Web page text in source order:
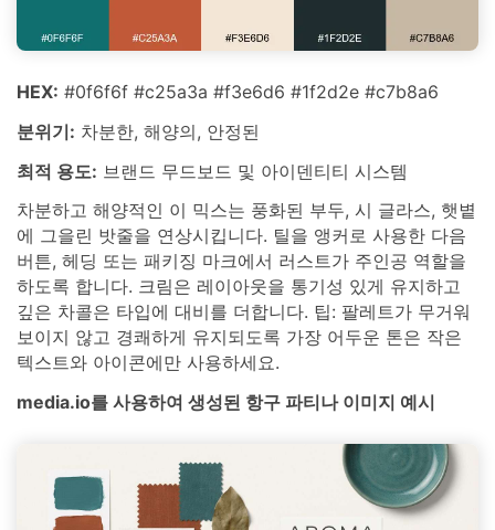
HEX: #0f6f6f #c25a3a #f3e6d6 #1f2d2e #c7b8a6
분위기: 차분한, 해양의, 안정된
최적 용도: 브랜드 무드보드 및 아이덴티티 시스템
차분하고 해양적인 이 믹스는 풍화된 부두, 시 글라스, 햇볕
에 그을린 밧줄을 연상시킵니다. 틸을 앵커로 사용한 다음
버튼, 헤딩 또는 패키징 마크에서 러스트가 주인공 역할을
하도록 합니다. 크림은 레이아웃을 통기성 있게 유지하고
깊은 차콜은 타입에 대비를 더합니다. 팁: 팔레트가 무거워
보이지 않고 경쾌하게 유지되도록 가장 어두운 톤은 작은
텍스트와 아이콘에만 사용하세요.
media.io를 사용하여 생성된 항구 파티나 이미지 예시